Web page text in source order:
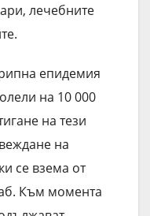
лечебните
епидемия
на 10 000
на тези
на
се взема от
Към момента